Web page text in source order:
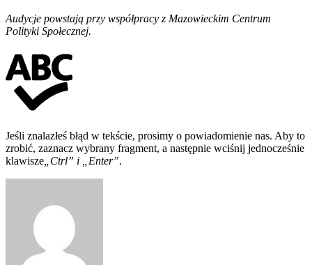
Audycje powstają przy współpracy z Mazowieckim Centrum
Polityki Społecznej.
Jeśli znalazłeś błąd w tekście, prosimy o powiadomienie nas. Aby to
zrobić, zaznacz wybrany fragment, a następnie wciśnij jednocześnie
klawisze „Ctrl” i „Enter”.